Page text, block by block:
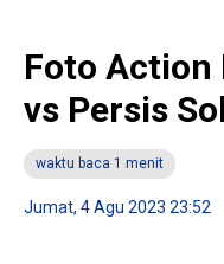
Foto Action
vs Persis
waktu baca 1 menit
Jumat, 4 Agu 2023 23:52